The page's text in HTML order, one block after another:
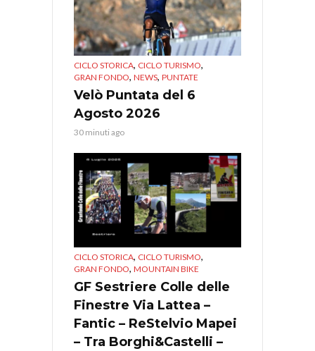
CICLO STORICA, CICLO TURISMO,
GRAN FONDO, NEWS, PUNTATE
Velò Puntata del 6
Agosto 2026
30 minuti ago
CICLO STORICA, CICLO TURISMO,
GRAN FONDO, MOUNTAIN BIKE
GF Sestriere Colle delle
Finestre Via Lattea –
Fantic – ReStelvio Mapei
– Tra Borghi&Castelli –